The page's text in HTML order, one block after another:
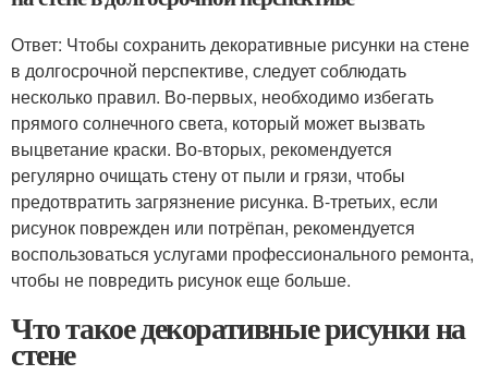
Ответ: Чтобы сохранить декоративные рисунки на стене
в долгосрочной перспективе, следует соблюдать
несколько правил. Во-первых, необходимо избегать
прямого солнечного света, который может вызвать
выцветание краски. Во-вторых, рекомендуется
регулярно очищать стену от пыли и грязи, чтобы
предотвратить загрязнение рисунка. В-третьих, если
рисунок поврежден или потрёпан, рекомендуется
воспользоваться услугами профессионального ремонта,
чтобы не повредить рисунок еще больше.
Что такое декоративные рисунки на
стене